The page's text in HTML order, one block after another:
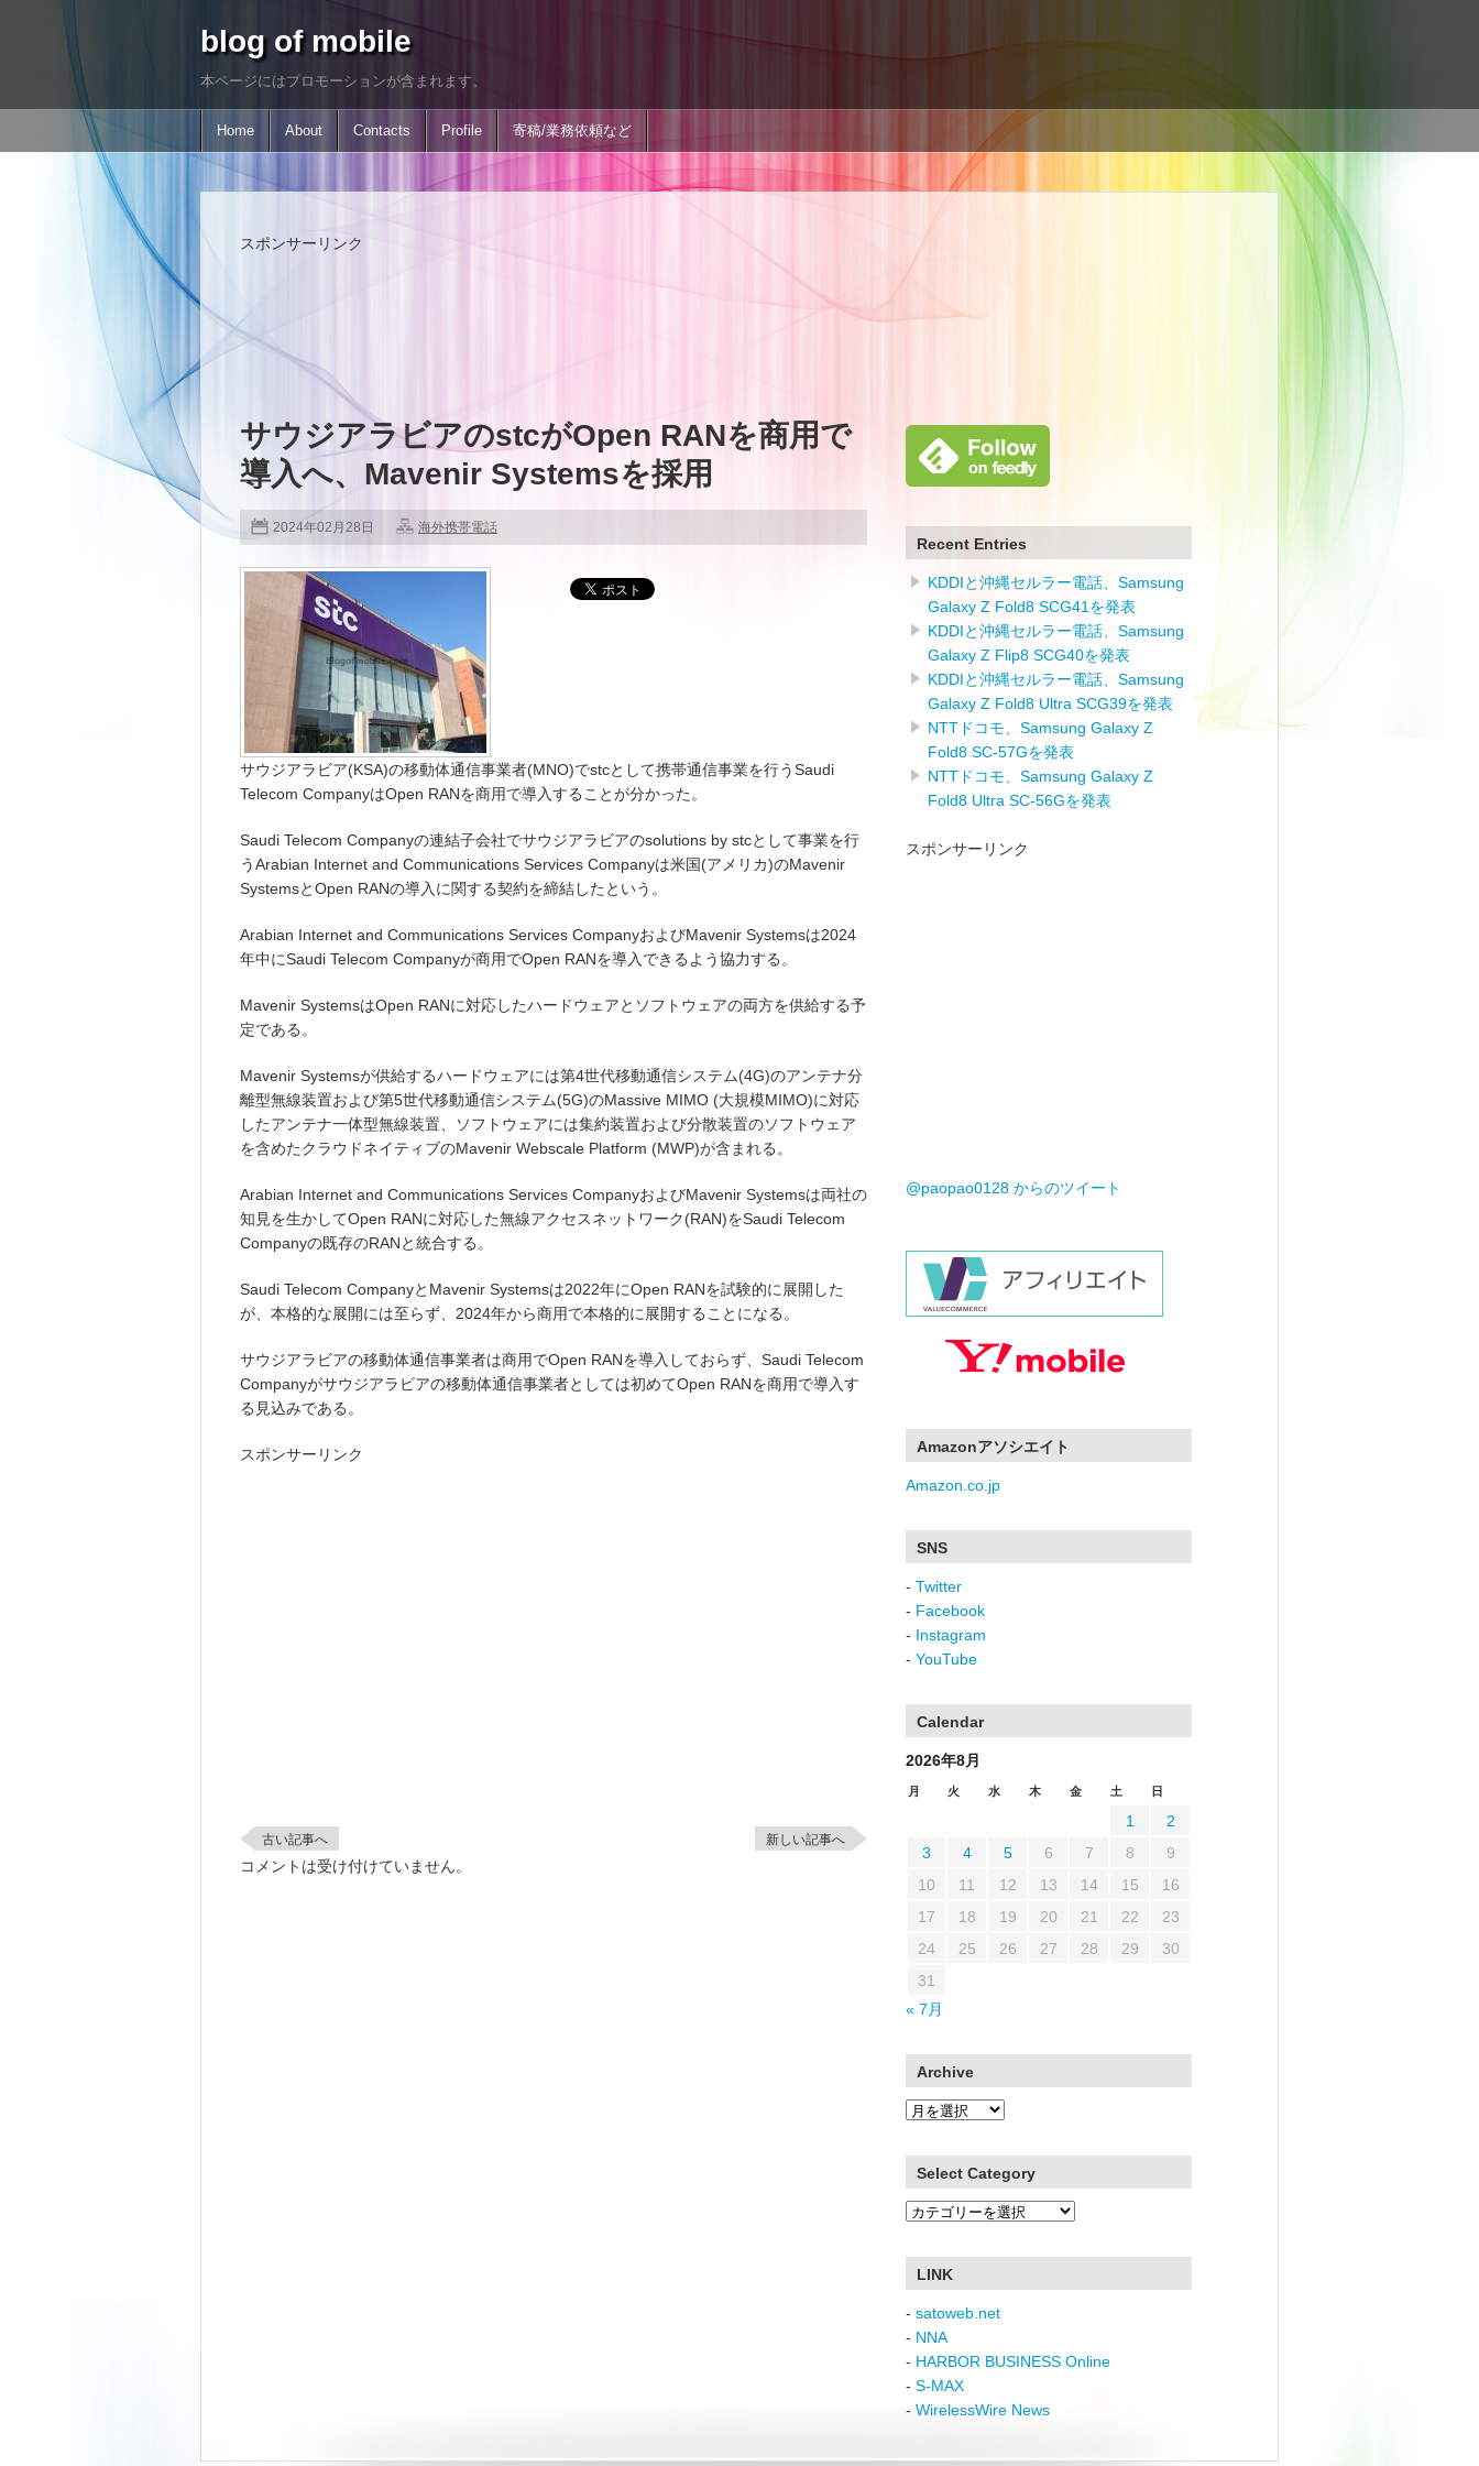
blog of mobile
本ページにはプロモーションが含まれます。
Home About Contacts Profile 寄稿/業務依頼など
スポンサーリンク
サウジアラビアのstcがOpen RANを商用で
導入へ、Mavenir Systemsを採用
2024年02月28日 海外携帯電話
サウジアラビア(KSA)の移動体通信事業者(MNO)でstcとして携帯通信事業を行うSaudi
Telecom CompanyはOpen RANを商用で導入することが分かった。
Saudi Telecom Companyの連結子会社でサウジアラビアのsolutions by stcとして事業を行
うArabian Internet and Communications Services Companyは米国(アメリカ)のMavenir
SystemsとOpen RANの導入に関する契約を締結したという。
Arabian Internet and Communications Services CompanyおよびMavenir Systemsは2024
年中にSaudi Telecom Companyが商用でOpen RANを導入できるよう協力する。
Mavenir SystemsはOpen RANに対応したハードウェアとソフトウェアの両方を供給する予
定である。
Mavenir Systemsが供給するハードウェアには第4世代移動通信システム(4G)のアンテナ分
離型無線装置および第5世代移動通信システム(5G)のMassive MIMO (大規模MIMO)に対応
したアンテナ一体型無線装置、ソフトウェアには集約装置および分散装置のソフトウェア
を含めたクラウドネイティブのMavenir Webscale Platform (MWP)が含まれる。
Arabian Internet and Communications Services CompanyおよびMavenir Systemsは両社の
知見を生かしてOpen RANに対応した無線アクセスネットワーク(RAN)をSaudi Telecom
Companyの既存のRANと統合する。
Saudi Telecom CompanyとMavenir Systemsは2022年にOpen RANを試験的に展開した
が、本格的な展開には至らず、2024年から商用で本格的に展開することになる。
サウジアラビアの移動体通信事業者は商用でOpen RANを導入しておらず、Saudi Telecom
Companyがサウジアラビアの移動体通信事業者としては初めてOpen RANを商用で導入す
る見込みである。
スポンサーリンク
古い記事へ 新しい記事へ
コメントは受け付けていません。
Recent Entries
KDDIと沖縄セルラー電話、Samsung
Galaxy Z Fold8 SCG41を発表
KDDIと沖縄セルラー電話、Samsung
Galaxy Z Flip8 SCG40を発表
KDDIと沖縄セルラー電話、Samsung
Galaxy Z Fold8 Ultra SCG39を発表
NTTドコモ、Samsung Galaxy Z
Fold8 SC-57Gを発表
NTTドコモ、Samsung Galaxy Z
Fold8 Ultra SC-56Gを発表
スポンサーリンク
@paopao0128 からのツイート
Amazonアソシエイト
Amazon.co.jp
SNS
- Twitter
- Facebook
- Instagram
- YouTube
Calendar
2026年8月
月 火 水 木 金 土 日
1
2
3
4 5 6 7 8
9
10
11 12 13 14 15
16
17
18 19 20 21 22
23
24
25 26 27 28 29
30
31
« 7月
Archive
Archive
Select Category
Select
LINK
- satoweb.net
- NNA
- HARBOR BUSINESS Online
- S-MAX
- WirelessWire News